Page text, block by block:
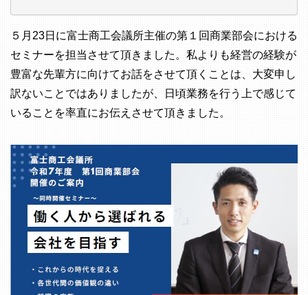
５月23日に富士商工会議所主催の第１回商業部会における
セミナーを担当させて頂きました。私よりも経営の経験が
豊富な先輩方に向けてお話をさせて頂くことは、大変申し
訳ないことではありましたが、日頃業務を行う上で感じて
いることを率直にお伝えさせて頂きました。